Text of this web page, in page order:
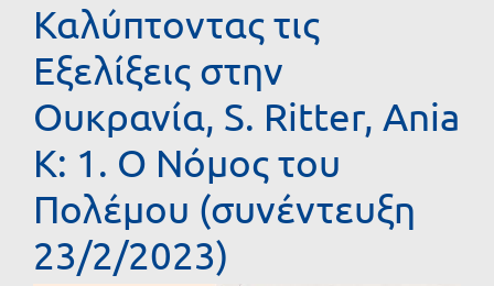
Καλύπτοντας τις
Εξελίξεις στην
Ουκρανία, S. Ritter, Ania
K: 1. Ο Νόμος του
Πολέμου (συνέντευξη
23/2/2023)